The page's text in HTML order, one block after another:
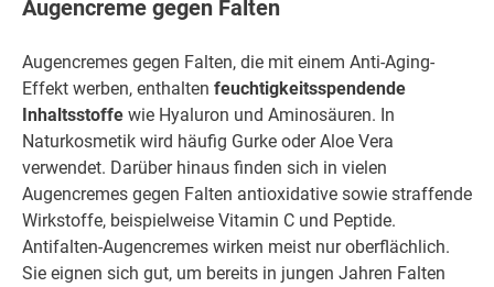
Augencreme gegen Falten
Augencremes gegen Falten, die mit einem Anti-Aging-
Effekt werben, enthalten feuchtigkeitsspendende
Inhaltsstoffe wie Hyaluron und Aminosäuren. In
Naturkosmetik wird häufig Gurke oder Aloe Vera
verwendet. Darüber hinaus finden sich in vielen
Augencremes gegen Falten antioxidative sowie straffende
Wirkstoffe, beispielweise Vitamin C und Peptide.
Antifalten-Augencremes wirken meist nur oberflächlich.
Sie eignen sich gut, um bereits in jungen Jahren Falten